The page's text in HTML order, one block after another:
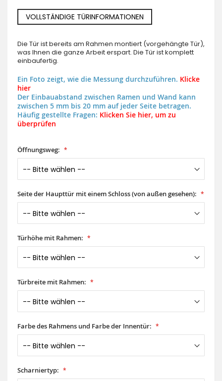
VOLLSTÄNDIGE TÜRINFORMATIONEN
Die Tür ist bereits am Rahmen montiert (vorgehängte Tür),
was Ihnen die ganze Arbeit erspart. Die Tür ist komplett
einbaufertig.
Ein Foto zeigt, wie die Messung durchzuführen. Klicke
hier
Der Einbauabstand zwischen Ramen und Wand kann
zwischen 5 mm bis 20 mm auf jeder Seite betragen.
Häufig gestellte Fragen: Klicken Sie hier, um zu
überprüfen
Öffnungsweg:
Seite der Haupttür mit einem Schloss (von außen gesehen):
Türhöhe mit Rahmen:
Türbreite mit Rahmen:
Farbe des Rahmens und Farbe der Innentür:
Scharniertyp: